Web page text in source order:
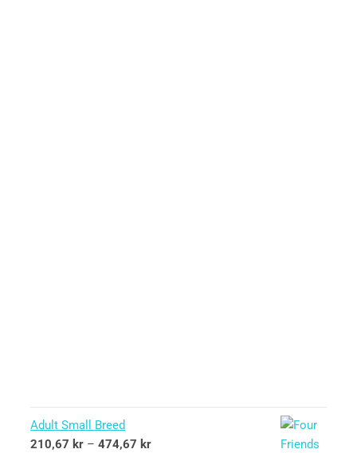
Adult Small Breed
210,67 kr – 474,67 kr